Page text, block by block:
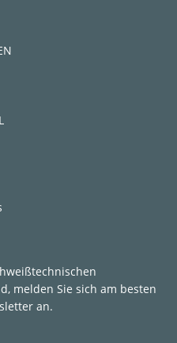
melden Sie sich am besten
an.